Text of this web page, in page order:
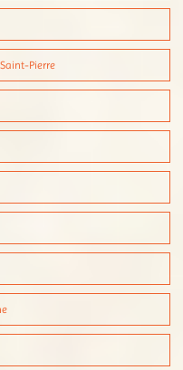
Pierre